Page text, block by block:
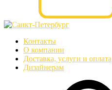
Контакты
О компании
Доставка, услуги и оплата
Дизайнерам